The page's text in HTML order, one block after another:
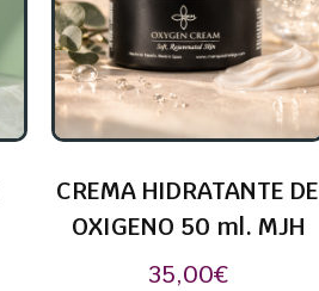
CREMA HIDRATANTE DE
OXIGENO 50 ml. MJH
35,00€